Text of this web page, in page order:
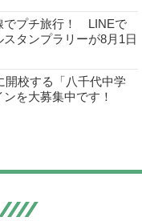
でプチ旅行！ LINEで
タンプラリーが8月1日
開校する「八千代中学
を大募集中です！